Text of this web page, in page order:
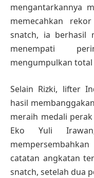
mengantarkannya
memecahkan
snatch, ia berhasil
menempati
mengumpulkan
Selain Rizki, lifter
hasil
meraih medali
Eko Yuli
catatan angkatan
snatch, setelah dua